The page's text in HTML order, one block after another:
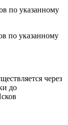
по указанному
по указанному
через
до